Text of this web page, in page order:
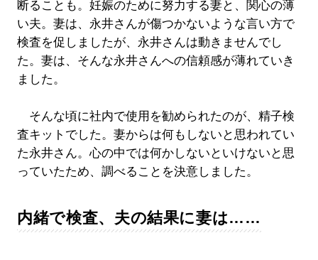
断ることも。妊娠のために努力する妻と、関心の薄
い夫。妻は、永井さんが傷つかないような言い方で
検査を促しましたが、永井さんは動きませんでし
た。妻は、そんな永井さんへの信頼感が薄れていき
ました。
そんな頃に社内で使用を勧められたのが、精子検
査キットでした。妻からは何もしないと思われてい
た永井さん。心の中では何かしないといけないと思
っていたため、調べることを決意しました。
内緒で検査、夫の結果に妻は……